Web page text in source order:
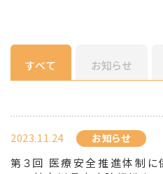
すべて お知らせ
2023.11.24 お知らせ
第３回 医療安全推進体制